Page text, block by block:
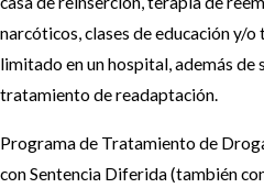
narcóticos, clases de educación y/
limitado en un hospital, además de
tratamiento de readaptación.
Programa de Tratamiento de
con Sentencia Diferida (también